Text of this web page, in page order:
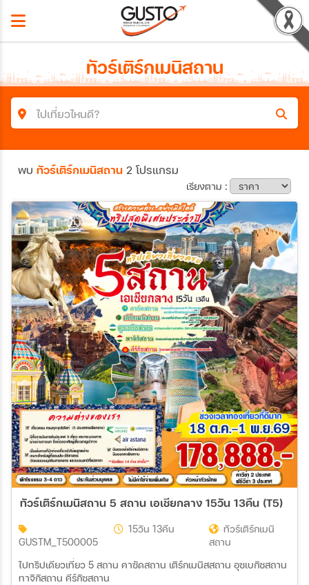
ทัวร์เติร์กเมนิสถาน
ไปเที่ยวไหนดี?
ประเทศ
เมือง
สายการบิน
ตั้งแต่วันที่
ถึงวันที่
เฉพาะเดือน
เฉพาะเทศกาล
พบ ทัวร์เติร์กเมนิสถาน 2 โปรแกรม
เรียงตาม :
ทัวร์เติร์กเมนิสถาน 5 สถาน เอเชียกลาง 15วัน 13คืน (T5)
GUSTM_T500005
15วัน 13คืน
ทัวร์เติร์กเมนิ
สถาน
ไปทริปเดียวเที่ยว 5 สถาน คาซัดสถาน เติร์กเมนิสสถาน อุซเบกิซสถาน
ทาจิกิสถาน คีร์กิซสถาน